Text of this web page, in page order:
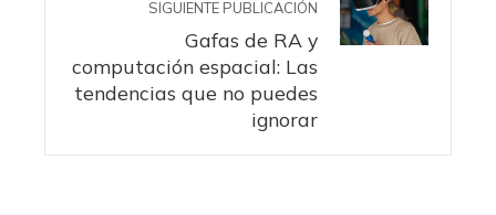
SIGUIENTE PUBLICACIÓN
Gafas de RA y
computación espacial: Las
tendencias que no puedes
ignorar